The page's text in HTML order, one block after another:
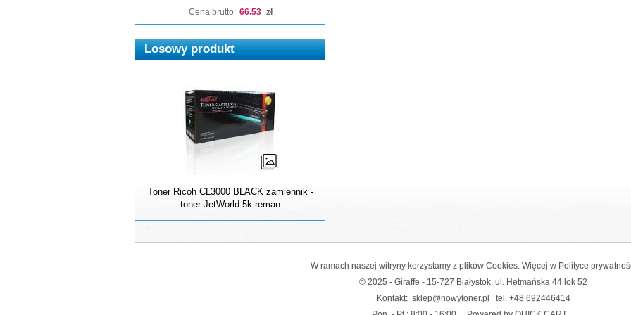
Cena brutto: 66.53 zł
Losowy produkt
Toner Ricoh CL3000 BLACK zamiennik -
toner JetWorld 5k reman
W ramach naszej witryny korzystamy z plików Cookies. Więcej w Polityce
© 2025 - Giraffe - 15-727 Białystok, ul. Hetmańska 44 lok 52
Kontakt: sklep@nowytoner.pl tel. +48 692446414